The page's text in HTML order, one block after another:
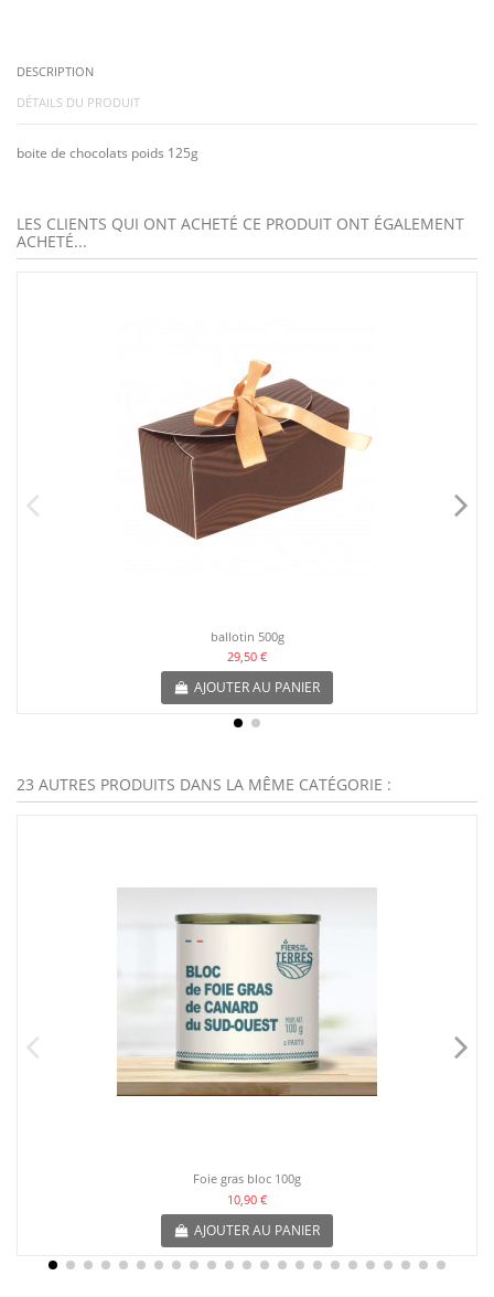
DESCRIPTION
DÉTAILS DU PRODUIT
boite de chocolats poids 125g
LES CLIENTS QUI ONT ACHETÉ CE PRODUIT ONT ÉGALEMENT
ACHETÉ...
ballotin 500g
29,50 €
AJOUTER AU PANIER
23 AUTRES PRODUITS DANS LA MÊME CATÉGORIE :
Foie gras bloc 100g
10,90 €
AJOUTER AU PANIER